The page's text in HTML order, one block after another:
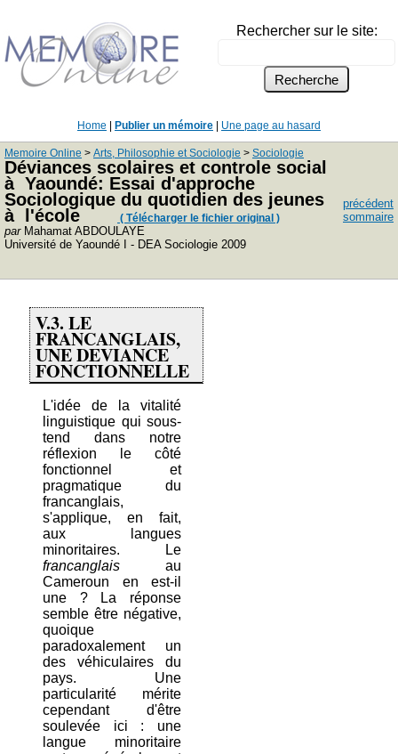
Rechercher sur le site:
Home Publier un mémoire Une page au hasard
Memoire Online > Arts, Philosophie et Sociologie > Sociologie
Déviances scolaires et controle social
à Yaoundé: Essai d'approche
Sociologique du quotidien des jeunes
à l'école
( Télécharger le fichier original )
parMahamat ABDOULAYE
Université de Yaoundé I - DEA Sociologie 2009
précédent
sommaire
V.3. LE
FRANCANGLAIS,
UNE DEVIANCE
FONCTIONNELLE
L'idée de la vitalité
linguistique qui sous-
tend dans notre
réflexion le côté
fonctionnel et
pragmatique du
francanglais,
s'applique, en fait,
aux langues
minoritaires. Le
francanglais au
Cameroun en est-il
une ? La réponse
semble être négative,
quoique
paradoxalement un
des véhiculaires du
pays. Une
particularité mérite
cependant d'être
soulevée ici : une
langue minoritaire